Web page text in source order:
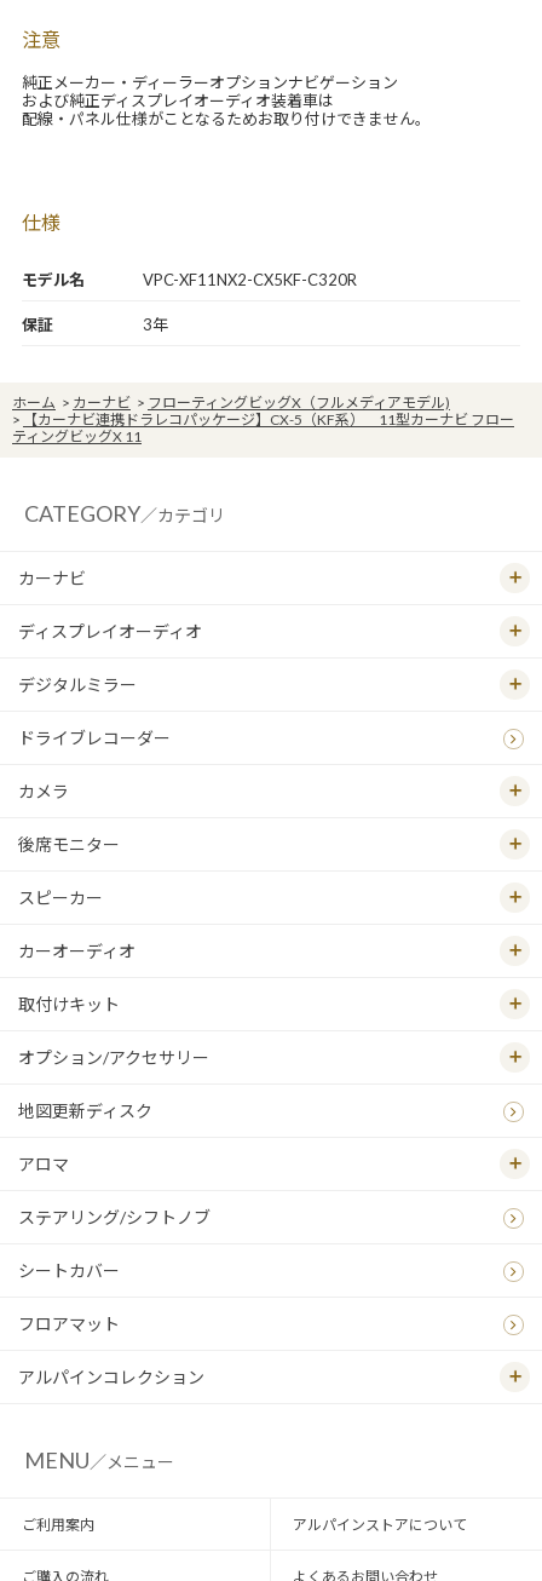
モデル名 VPC-XF11NX2-CX5KF-C320R
注意
純正メーカー・ディーラーオプションナビゲーション
および純正ディスプレイオーディオ装着車は
配線・パネル仕様がことなるためお取り付けできません。
仕様
保証 3年
ホーム > カーナビ > フローティングビッグX（フルメディアモデル)
>
【カーナビ連携ドラレコパッケージ】CX-5（KF系） 11型カーナビ フロー
ティングビッグX 11
CATEGORY／カテゴリ
カーナビ
ディスプレイオーディオ
デジタルミラー
ドライブレコーダー
カメラ
後席モニター
スピーカー
カーオーディオ
取付けキット
オプション/アクセサリー
地図更新ディスク
アロマ
ステアリング/シフトノブ
シートカバー
フロアマット
アルパインコレクション
MENU／メニュー
ご利用案内 アルパインストアについて
ご購入の流れ よくあるお問い合わせ